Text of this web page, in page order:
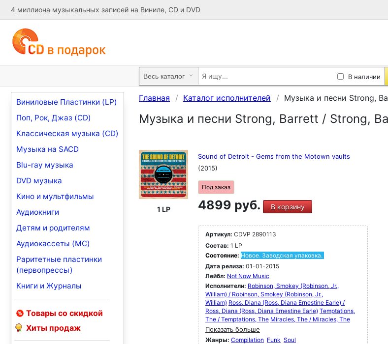
4 миллиона музыкальных записей на Виниле, CD и DVD
В наличии
Виниловые Пластинки (LP)
Поп, Рок, Джаз (CD)
Классическая музыка (CD)
Музыка на SACD
Blu-ray музыка
DVD музыка
Кино и мультфильмы
Аудиокниги
Детям и родителям
Аудиокассеты (MC)
Раритетные пластинки
(первопрессы)
Книги и Журналы
Товары со скидкой
Хиты продаж
Главная Каталог исполнителей Музыка и песни Strong,
Музыка и песни Strong, Barrett / Strong,
1 LP
Sound of Detroit - Gems from the Motown vaults
(2015)
Под заказ
4899 руб. В корзину
Артикул: CDVP 2890113
Состав: 1 LP
Состояние: Новое. Заводская упаковка.
Дата релиза: 01-01-2015
Лейбл: Not Now Music
Исполнители: Robinson, Smokey (Robinson, Jr.,
William) / Robinson, Smokey (Robinson, Jr.,
William) Ross, Diana (Ross, Diana Ernestine Earle) /
Ross, Diana (Ross, Diana Ernestine Earle) Temptations,
The / Temptations, The Miracles, The / Miracles, The
Показать больше
Жанры: Compilation Funk Soul